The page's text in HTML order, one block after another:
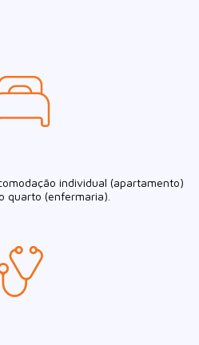
individual (apartamento)
quarto (enfermaria).